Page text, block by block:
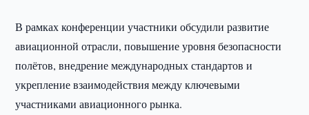
В рамках конференции участники обсудили развитие
авиационной отрасли, повышение уровня безопасности
полётов, внедрение международных стандартов и
укрепление взаимодействия между ключевыми
участниками авиационного рынка.